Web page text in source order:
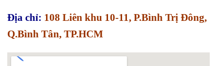
Địa chỉ: 108 Liên khu 10-11, P.Bình Trị Đông,
Q.Bình Tân, TP.HCM